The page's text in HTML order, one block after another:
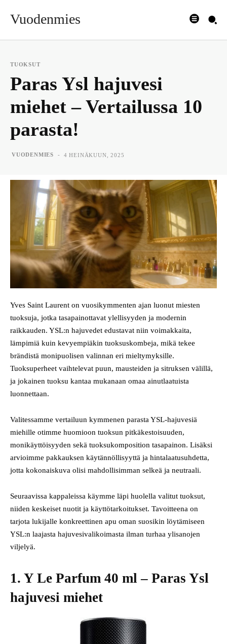
Vuodenmies
TUOKSUT
Paras Ysl hajuvesi
miehet – Vertailussa 10
parasta!
VUODENMIES - 4 HEINÄKUUN, 2025
Yves Saint Laurent on vuosikymmenten ajan luonut miesten
tuoksuja, jotka tasapainottavat ylellisyyden ja modernin
raikkauden. YSL:n hajuvedet edustavat niin voimakkaita,
lämpimiä kuin kevyempiäkin tuoksuskombeja, mikä tekee
brändistä monipuolisen valinnan eri mieltymyksille.
Tuoksuperheet vaihtelevat puun, mausteiden ja sitruksen välillä,
ja jokainen tuoksu kantaa mukanaan omaa ainutlaatuista
luonnettaan.
Valitessamme vertailuun kymmenen parasta YSL-hajuvesiä
miehille otimme huomioon tuoksun pitkäkestoisuuden,
monikäyttöisyyden sekä tuoksukomposition tasapainon. Lisäksi
arvioimme pakkauksen käytännöllisyyttä ja hintalaatusuhdetta,
jotta kokonaiskuva olisi mahdollisimman selkeä ja neutraali.
Seuraavissa kappaleissa käymme läpi huolella valitut tuoksut,
niiden keskeiset nuotit ja käyttötarkoitukset. Tavoitteena on
tarjota lukijalle konkreettinen apu oman suosikin löytämiseen
YSL:n laajasta hajuvesivalikoimasta ilman turhaa ylisanojen
viljelyä.
1. Y Le Parfum 40 ml – Paras Ysl
hajuvesi miehet